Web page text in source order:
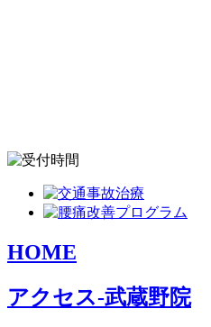
HOME
アクセス-武蔵野院